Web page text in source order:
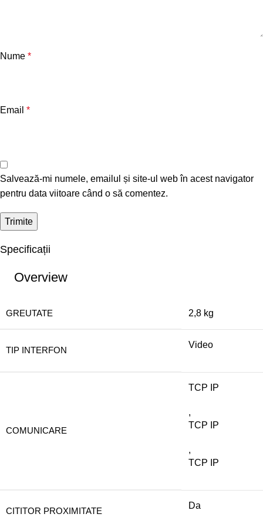
Nume *
Email *
Salvează-mi numele, emailul și site-ul web în acest navigator
pentru data viitoare când o să comentez.
Specificații
Overview
GREUTATE 2,8 kg
TIP INTERFON
Video
COMUNICARE
TCP IP
,
TCP IP
,
TCP IP
CITITOR PROXIMITATE
Da